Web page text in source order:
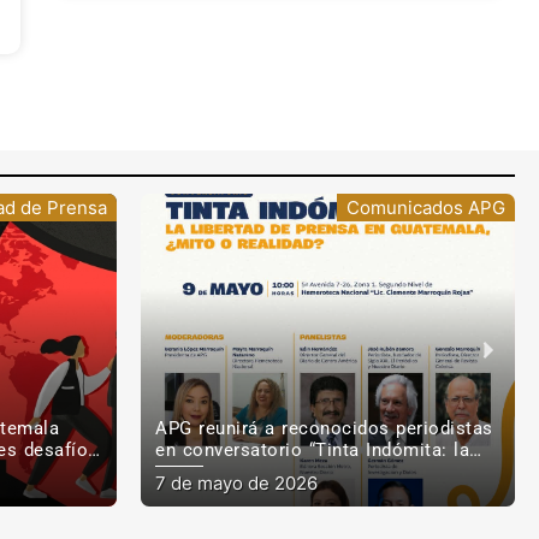
APG
la
¿mito
Libertad de Prensa
Guatemala: libertad de prensa bajo
asedio, entre cifras, denuncias
gremiales y la Declaración de
Windhoek
3 de mayo de 2026